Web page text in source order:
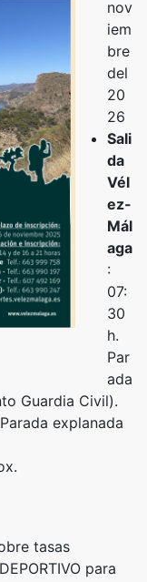
nov
iem
bre
del
20
26
Sali
da
Vél
ez-
Mál
aga
:
07:
30
h.
Par
ada
Guardia Civil).
explanada
tasas
para